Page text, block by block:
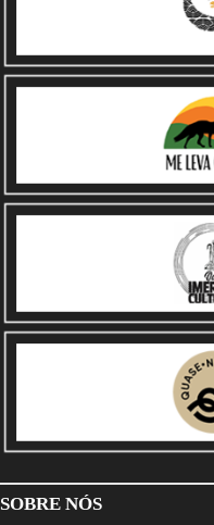
SOBRE NÓS